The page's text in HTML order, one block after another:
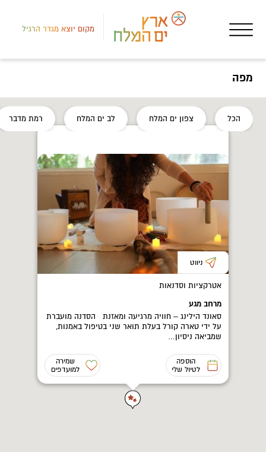
מקום יוצא מגדר הרגיל
מפה
הכל צפון ים המלח לב ים המלח רמת מדבר
ניווט
אטרקציות וסדנאות
מרחב מגע
סאונד הילינג – חוויה מרגיעה ומאזנת הסדנה מועברת
על ידי טארה קורל בעלת תואר שני בטיפול באמנות,
שמביאה ניסיון…
הוספה
לטיול שלי
שמירה
למועדפים